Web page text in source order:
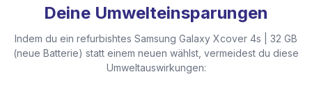
Deine Umwelteinsparungen
Indem du ein refurbishtes Samsung Galaxy Xcover 4s | 32 GB
(neue Batterie) statt einem neuen wählst, vermeidest du diese
Umweltauswirkungen: